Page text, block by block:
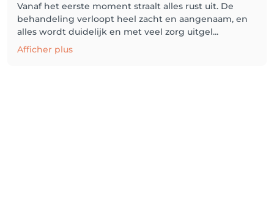
Vanaf het eerste moment straalt alles rust uit. De
behandeling verloopt heel zacht en aangenaam, en
alles wordt duidelijk en met veel zorg uitgel...
Afficher plus